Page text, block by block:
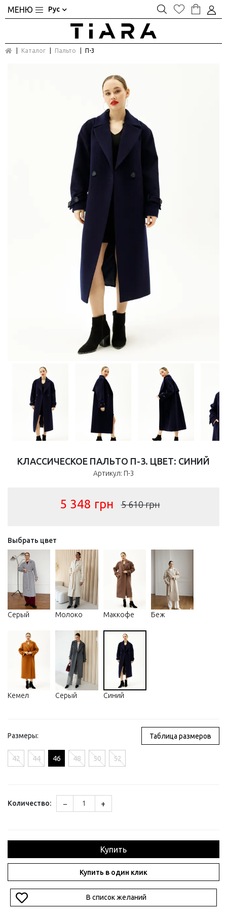
Рус
Каталог Пальто П-3
КЛАССИЧЕСКОЕ ПАЛЬТО П-3. ЦВЕТ: СИНИЙ
Артикул: П-3
5 348 грн 5 610грн
Выбрать цвет
Серый Молоко Маккофе Беж
Кемел Серый Синий
Размеры: Таблица размеров
42 44 46 48 50 52
Количество: − +
Купить
Купить в один клик
В список желаний